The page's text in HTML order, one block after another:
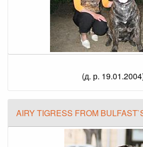
(д. р.
AIRY TIGRESS FROM